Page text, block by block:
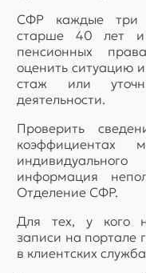
СФР каждые три
старше 40 лет
пенсионных
оценить ситуацию
стаж или
деятельности.
Проверить
информация
Отделение СФР.
Для тех, у кого
записи на портале
в клиентских